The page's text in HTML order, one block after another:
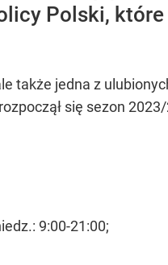
Polski,
także jedna z
się sezon
9:00-21:00;